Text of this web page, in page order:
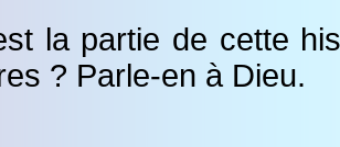
la partie de cette
? Parle-en à Dieu.